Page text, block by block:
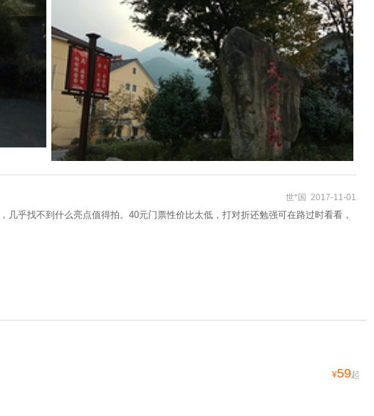
世*国 2017-11-01
乎找不到什么亮点值得拍。40元门票性价比太低，打对折还勉强可在路过时看看，
¥59起